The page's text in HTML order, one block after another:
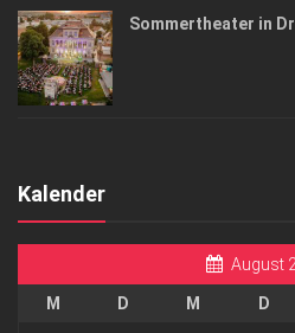
Sommertheater in
Kalender
August
M D M D